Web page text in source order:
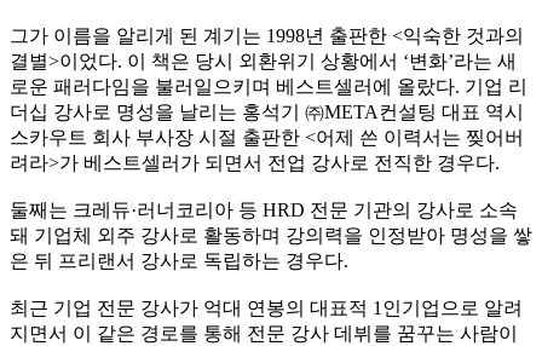
그가 이름을 알리게 된 계기는 1998년 출판한 <익숙한 것과의
결별>이었다. 이 책은 당시 외환위기 상황에서 ‘변화’라는 새
로운 패러다임을 불러일으키며 베스트셀러에 올랐다. 기업 리
더십 강사로 명성을 날리는 홍석기 ㈜META컨설팅 대표 역시
스카우트 회사 부사장 시절 출판한 <어제 쓴 이력서는 찢어버
려라>가 베스트셀러가 되면서 전업 강사로 전직한 경우다.
둘째는 크레듀·러너코리아 등 HRD 전문 기관의 강사로 소속
돼 기업체 외주 강사로 활동하며 강의력을 인정받아 명성을 쌓
은 뒤 프리랜서 강사로 독립하는 경우다.
최근 기업 전문 강사가 억대 연봉의 대표적 1인기업으로 알려
지면서 이 같은 경로를 통해 전문 강사 데뷔를 꿈꾸는 사람이